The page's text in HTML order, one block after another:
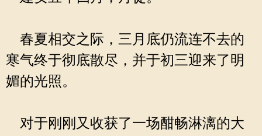
春夏相交之际，三月底仍流连不去的
寒气终于彻底散尽，并于初三迎来了明
媚的光照。
对于刚刚又收获了一场酣畅淋漓的大